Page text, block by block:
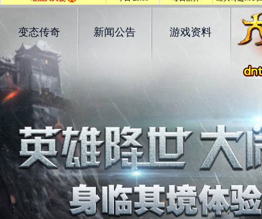
变态传奇 新闻公告 游戏资料